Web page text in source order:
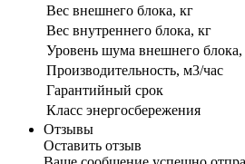
Вес внешнего блока, кг
Вес внутреннего блока, кг
Уровень шума внешнего
Производительность, м3/час
Гарантийный срок
Класс энергосбережения
Отзывы
Оставить отзыв